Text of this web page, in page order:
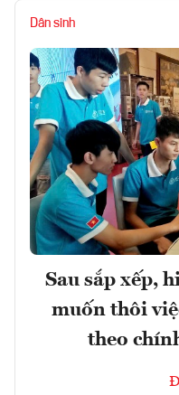
Dân sinh
Sau sắp xếp,
muốn thôi
theo